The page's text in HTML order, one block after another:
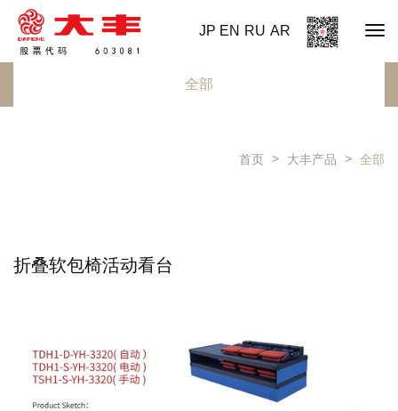
JP EN RU AR
全部
首页 大丰产品 全部
折叠软包椅活动看台